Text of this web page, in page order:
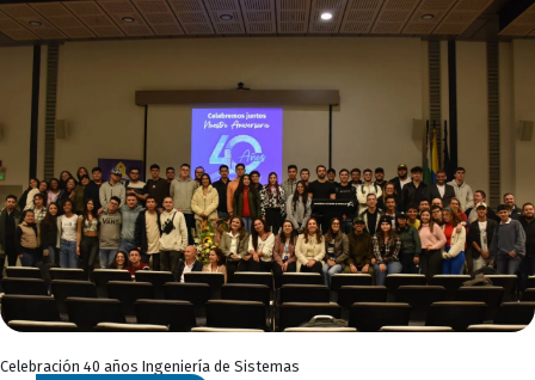
Celebración 40 años Ingeniería de Sistemas